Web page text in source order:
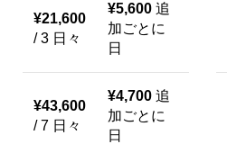
¥21,600
/ 3 日々
¥5,600 追
加ごとに
日
¥43,600
/ 7 日々
¥4,700 追
加ごとに
日